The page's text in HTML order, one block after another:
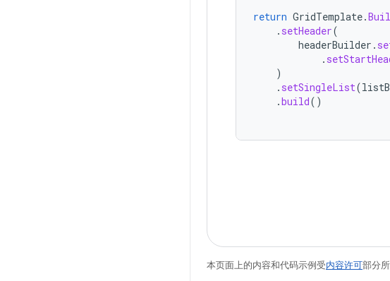
return GridTemplate.
. setHeader(
headerBuilder .
.
)
. setSingleList(
.build()
本页面上的内容和代码示例受内容许可部分